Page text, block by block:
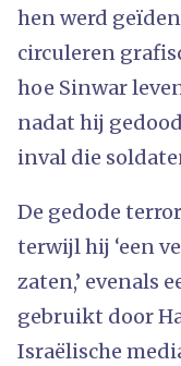
hen werd
circuleren
hoe Sinwar
nadat hij
inval die
De gedode
terwijl hij ‘een
zaten,’ evenals
gebruikt door
Israëlische